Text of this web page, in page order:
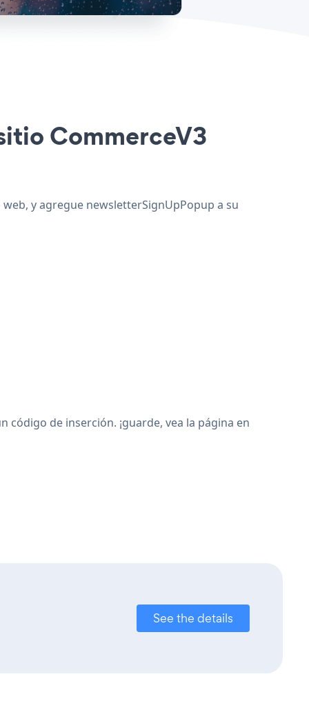
CommerceV3
y agregue newsletterSignUpPopup a su
de inserción. ¡guarde, vea la página en
See the details